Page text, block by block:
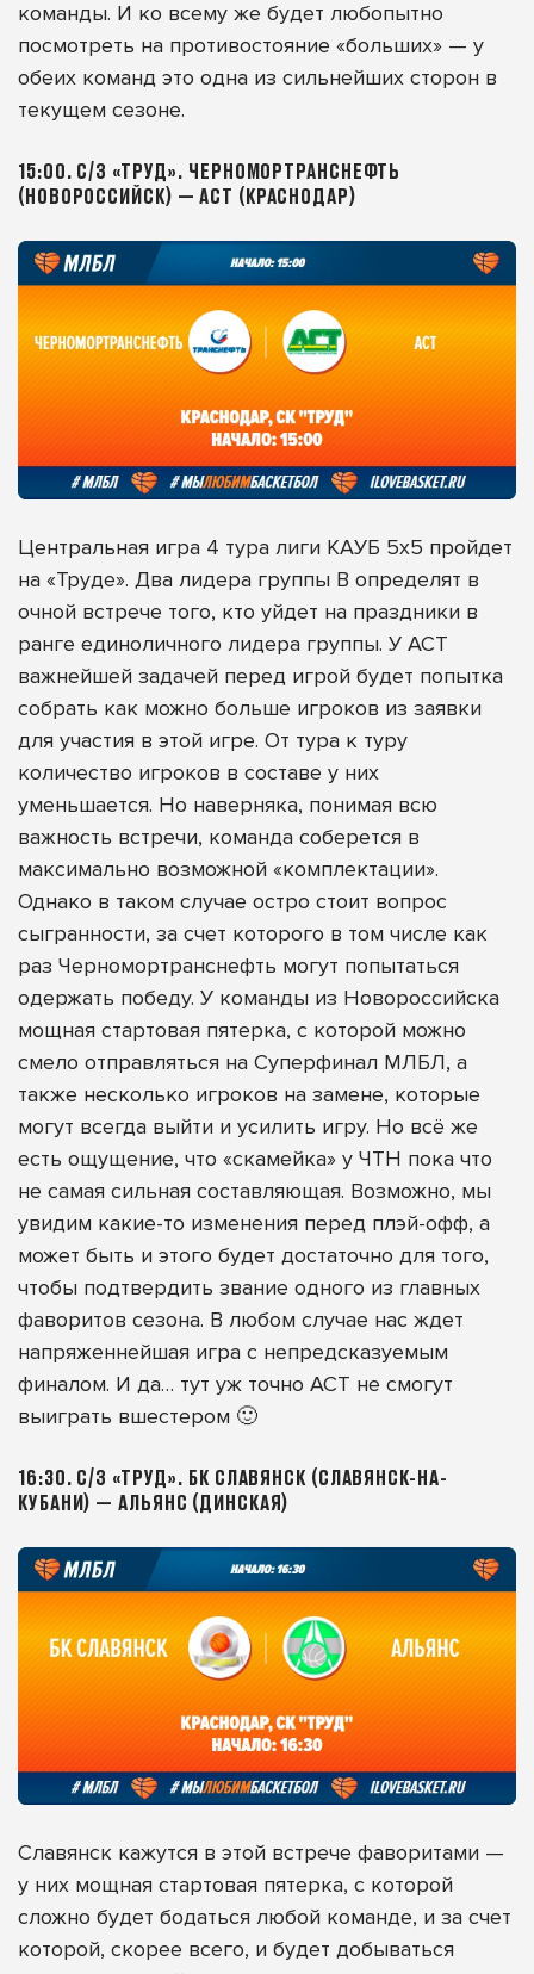
команды. И ко всему же будет любопытно
посмотреть на противостояние «больших» — у
обеих команд это одна из сильнейших сторон в
текущем сезоне.
15:00. С/З «ТРУД». ЧЕРНОМОРТРАНСНЕФТЬ
(НОВОРОССИЙСК) — АСТ (КРАСНОДАР)
Центральная игра 4 тура лиги КАУБ 5х5 пройдет
на «Труде». Два лидера группы В определят в
очной встрече того, кто уйдет на праздники в
ранге единоличного лидера группы. У АСТ
важнейшей задачей перед игрой будет попытка
собрать как можно больше игроков из заявки
для участия в этой игре. От тура к туру
количество игроков в составе у них
уменьшается. Но наверняка, понимая всю
важность встречи, команда соберется в
максимально возможной «комплектации».
Однако в таком случае остро стоит вопрос
сыгранности, за счет которого в том числе как
раз Черномортранснефть могут попытаться
одержать победу. У команды из Новороссийска
мощная стартовая пятерка, с которой можно
смело отправляться на Суперфинал МЛБЛ, а
также несколько игроков на замене, которые
могут всегда выйти и усилить игру. Но всё же
есть ощущение, что «скамейка» у ЧТН пока что
не самая сильная составляющая. Возможно, мы
увидим какие-то изменения перед плэй-офф, а
может быть и этого будет достаточно для того,
чтобы подтвердить звание одного из главных
фаворитов сезона. В любом случае нас ждет
напряженнейшая игра с непредсказуемым
финалом. И да… тут уж точно АСТ не смогут
выиграть вшестером 🙂
16:30. С/З «ТРУД». БК СЛАВЯНСК (СЛАВЯНСК-НА-
КУБАНИ) — АЛЬЯНС (ДИНСКАЯ)
Славянск кажутся в этой встрече фаворитами —
у них мощная стартовая пятерка, с которой
сложно будет бодаться любой команде, и за счет
которой, скорее всего, и будет добываться